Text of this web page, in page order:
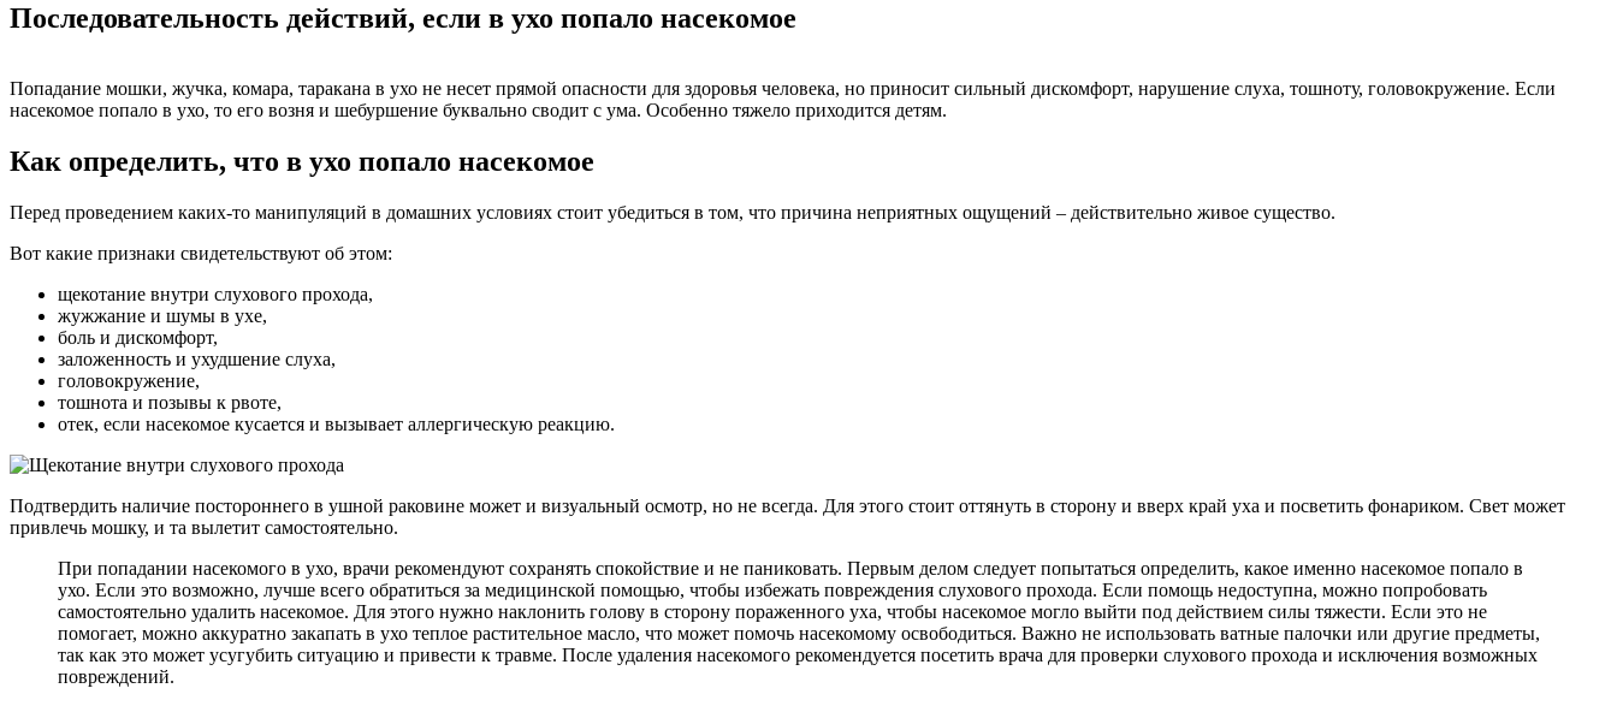
Последовательность действий, если в ухо попало насекомое
Попадание мошки, жучка, комара, таракана в ухо не несет прямой опасности для здоровья человека, но приносит сильный дискомфорт, нарушение слуха, тошноту, головокружение. Если
насекомое попало в ухо, то его возня и шебуршение буквально сводит с ума. Особенно тяжело приходится детям.
Как определить, что в ухо попало насекомое
Перед проведением каких-то манипуляций в домашних условиях стоит убедиться в том, что причина неприятных ощущений – действительно живое существо.
Вот какие признаки свидетельствуют об этом:
щекотание внутри слухового прохода,
жужжание и шумы в ухе,
боль и дискомфорт,
заложенность и ухудшение слуха,
головокружение,
тошнота и позывы к рвоте,
отек, если насекомое кусается и вызывает аллергическую реакцию.
Подтвердить наличие постороннего в ушной раковине может и визуальный осмотр, но не всегда. Для этого стоит оттянуть в сторону и вверх край уха и посветить фонариком. Свет может
привлечь мошку, и та вылетит самостоятельно.
При попадании насекомого в ухо, врачи рекомендуют сохранять спокойствие и не паниковать. Первым делом следует попытаться определить, какое именно насекомое попало в
ухо. Если это возможно, лучше всего обратиться за медицинской помощью, чтобы избежать повреждения слухового прохода. Если помощь недоступна, можно попробовать
самостоятельно удалить насекомое. Для этого нужно наклонить голову в сторону пораженного уха, чтобы насекомое могло выйти под действием силы тяжести. Если это не
помогает, можно аккуратно закапать в ухо теплое растительное масло, что может помочь насекомому освободиться. Важно не использовать ватные палочки или другие предметы,
так как это может усугубить ситуацию и привести к травме. После удаления насекомого рекомендуется посетить врача для проверки слухового прохода и исключения возможных
повреждений.